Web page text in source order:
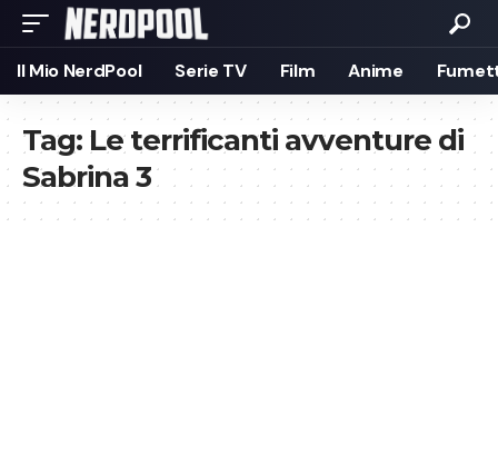
Il Mio NerdPool Serie TV Film Anime
Tag: Le terrificanti avventure di
Sabrina 3